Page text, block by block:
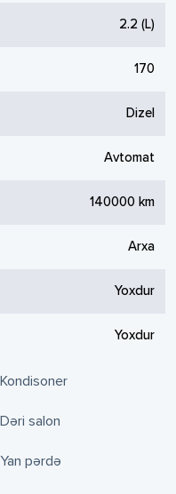
2.2 (L)
170
Dizel
Avtomat
140000 km
Arxa
Yoxdur
Yoxdur
Kondisoner
Dəri salon
Yan pərdə